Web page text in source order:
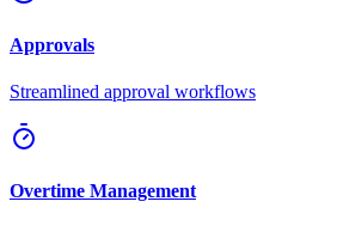
Approvals
Streamlined approval workflows
Overtime Management